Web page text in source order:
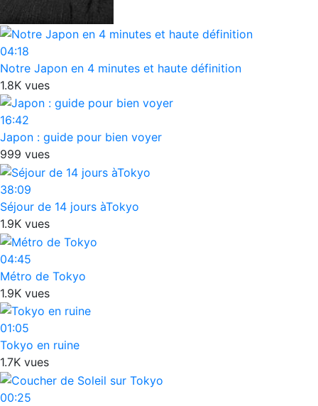
04:18
Notre Japon en 4 minutes et haute définition
1.8K vues
16:42
Japon : guide pour bien voyer
999 vues
38:09
Séjour de 14 jours àTokyo
1.9K vues
04:45
Métro de Tokyo
1.9K vues
01:05
Tokyo en ruine
1.7K vues
00:25